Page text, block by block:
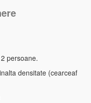
persoane.
densitate (cearceaf